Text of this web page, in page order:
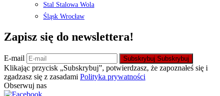
Stal Stalowa Wola
Śląsk Wrocław
Zapisz się do newslettera!
E-mail Subskrybuj Subskrybuj
Klikając przycisk „Subskrybuj”, potwierdzasz, że zapoznałeś się i
zgadzasz się z zasadami Polityka prywatności
Obserwuj nas